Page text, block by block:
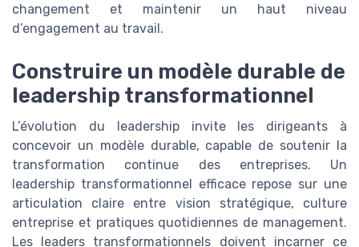
changement et maintenir un haut niveau
d’engagement au travail.
Construire un modèle durable de
leadership transformationnel
L’évolution du leadership invite les dirigeants à
concevoir un modèle durable, capable de soutenir la
transformation continue des entreprises. Un
leadership transformationnel efficace repose sur une
articulation claire entre vision stratégique, culture
entreprise et pratiques quotidiennes de management.
Les leaders transformationnels doivent incarner ce